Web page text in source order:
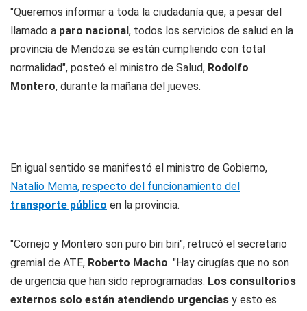
"Queremos informar a toda la ciudadanía que, a pesar del
llamado a paro nacional, todos los servicios de salud en la
provincia de Mendoza se están cumpliendo con total
normalidad", posteó el ministro de Salud, Rodolfo
Montero, durante la mañana del jueves.
En igual sentido se manifestó el ministro de Gobierno,
Natalio Mema, respecto del funcionamiento del
transporte público en la provincia.
"Cornejo y Montero son puro biri biri", retrucó el secretario
gremial de ATE, Roberto Macho. "Hay cirugías que no son
de urgencia que han sido reprogramadas. Los consultorios
externos solo están atendiendo urgencias y esto es